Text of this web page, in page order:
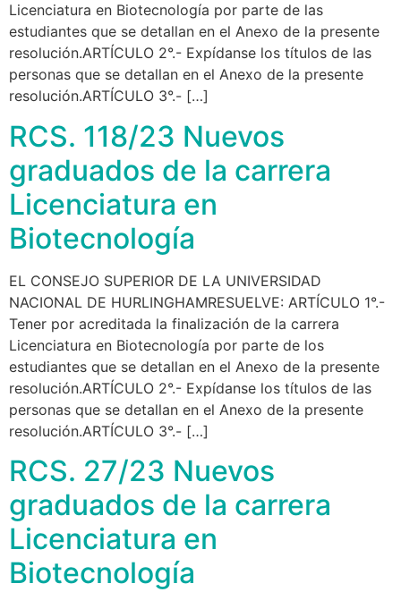
Licenciatura en Biotecnología por parte de las
estudiantes que se detallan en el Anexo de la presente
resolución.ARTÍCULO 2°.- Expídanse los títulos de las
personas que se detallan en el Anexo de la presente
resolución.ARTÍCULO 3°.- […]
RCS. 118/23 Nuevos
graduados de la carrera
Licenciatura en
Biotecnología
EL CONSEJO SUPERIOR DE LA UNIVERSIDAD
NACIONAL DE HURLINGHAMRESUELVE: ARTÍCULO 1°.-
Tener por acreditada la finalización de la carrera
Licenciatura en Biotecnología por parte de los
estudiantes que se detallan en el Anexo de la presente
resolución.ARTÍCULO 2°.- Expídanse los títulos de las
personas que se detallan en el Anexo de la presente
resolución.ARTÍCULO 3°.- […]
RCS. 27/23 Nuevos
graduados de la carrera
Licenciatura en
Biotecnología